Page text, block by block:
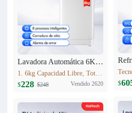
Lavadora Automática 6KG XQB60-1188
1. 6kg Capacidad Libre, Totalmente automático 6kg 2. 8 procesos inteligentes 3. Cerradura de niño 4. Alarma de error 5. Peso neto: 23kg 6. Dimensiones del producto:525mm*520mm*865mm
$228 $248 Vendido 2620 $